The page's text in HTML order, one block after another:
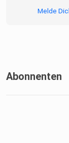
Melde
Abonnenten